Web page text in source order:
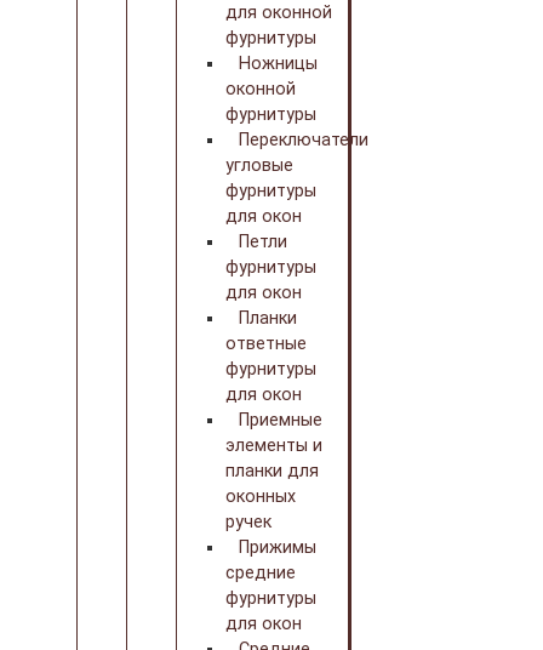
для оконной
фурнитуры
Ножницы
оконной
фурнитуры
Переключатели
угловые
фурнитуры
для окон
Петли
фурнитуры
для окон
Планки
ответные
фурнитуры
для окон
Приемные
элементы и
планки для
оконных
ручек
Прижимы
средние
фурнитуры
для окон